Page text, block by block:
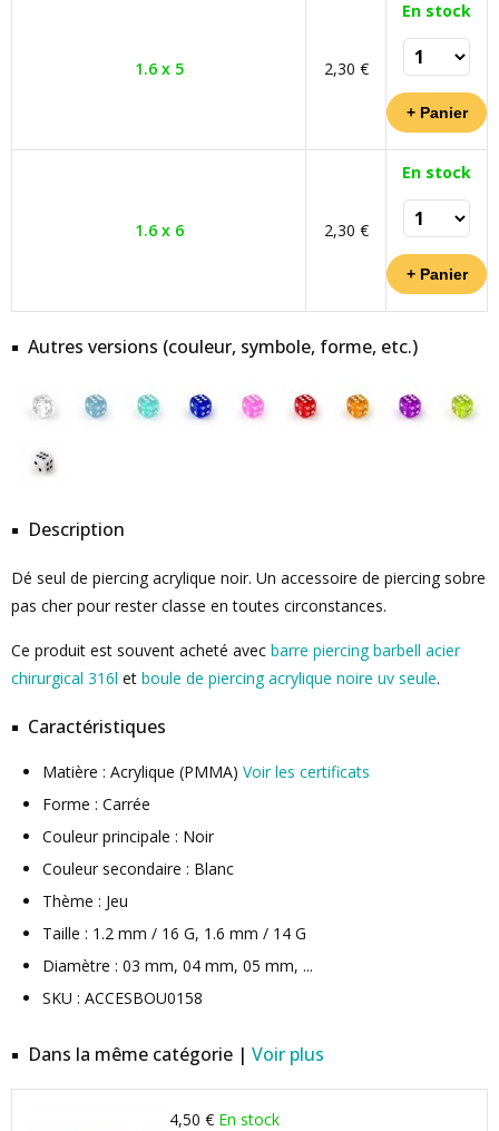
1.6 x 5 2,30 €
En stock
1.6 x 6 2,30 €
En stock
Autres versions (couleur, symbole, forme, etc.)
Description
Dé seul de piercing acrylique noir. Un accessoire de piercing sobre
pas cher pour rester classe en toutes circonstances.
Ce produit est souvent acheté avec barre piercing barbell acier
chirurgical 316l et boule de piercing acrylique noire uv seule.
Caractéristiques
Matière : Acrylique (PMMA) Voir les certificats
Forme : Carrée
Couleur principale : Noir
Couleur secondaire : Blanc
Thème : Jeu
Taille : 1.2 mm / 16 G, 1.6 mm / 14 G
Diamètre : 03 mm, 04 mm, 05 mm, ...
SKU : ACCESBOU0158
Dans la même catégorie | Voir plus
4,50 € En stock